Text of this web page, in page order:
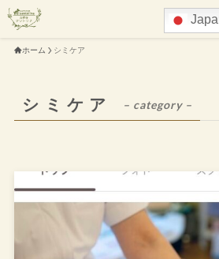
ホーム シミケア
シミケア – category –